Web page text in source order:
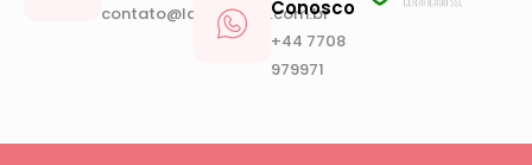
contato@lanickstore.com.br
Conosco
+44 7708
979971